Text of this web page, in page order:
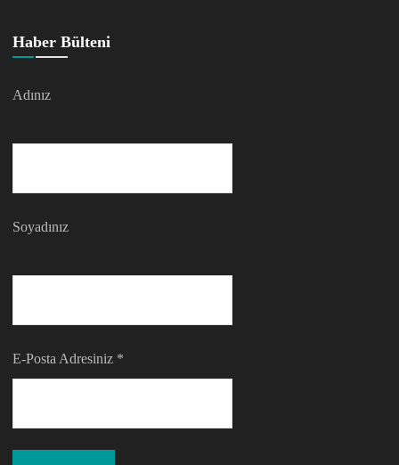
Haber Bülteni
Adınız
Soyadınız
E-Posta Adresiniz *